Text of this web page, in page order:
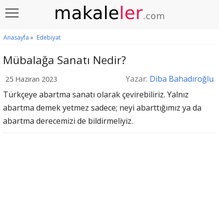
Anasayfa » Edebiyat
Mübalağa Sanatı Nedir?
25 Haziran 2023 Yazar: Diba Bahadıroğlu
Türkçeye abartma sanatı olarak çevirebiliriz. Yalnız
abartma demek yetmez sadece; neyi abarttığımız ya da
abartma derecemizi de bildirmeliyiz.